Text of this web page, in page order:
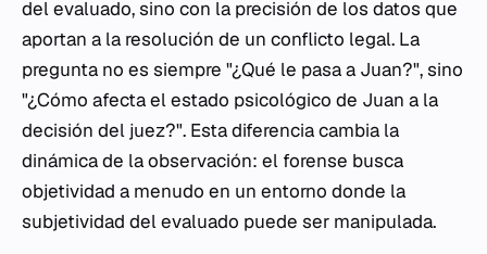
del evaluado, sino con la precisión de los datos que
aportan a la resolución de un conflicto legal. La
pregunta no es siempre "¿Qué le pasa a Juan?", sino
"¿Cómo afecta el estado psicológico de Juan a la
decisión del juez?". Esta diferencia cambia la
dinámica de la observación: el forense busca
objetividad a menudo en un entorno donde la
subjetividad del evaluado puede ser manipulada.